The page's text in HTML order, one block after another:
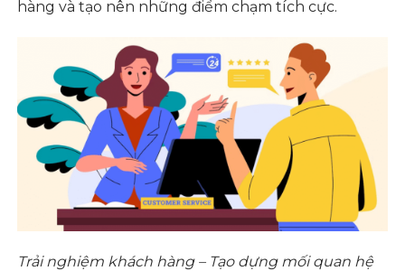
hàng và tạo nên những điểm chạm tích cực.
Trải nghiệm khách hàng – Tạo dựng mối quan hệ